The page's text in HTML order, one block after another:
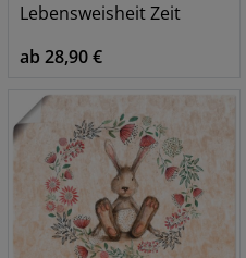
Lebensweisheit Zeit
ab 28,90 €